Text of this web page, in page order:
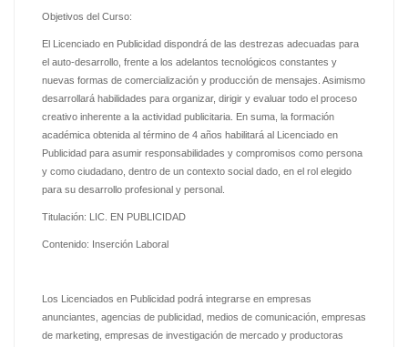
Objetivos del Curso:
El Licenciado en Publicidad dispondrá de las destrezas adecuadas para
el auto-desarrollo, frente a los adelantos tecnológicos constantes y
nuevas formas de comercialización y producción de mensajes. Asimismo
desarrollará habilidades para organizar, dirigir y evaluar todo el proceso
creativo inherente a la actividad publicitaria. En suma, la formación
académica obtenida al término de 4 años habilitará al Licenciado en
Publicidad para asumir responsabilidades y compromisos como persona
y como ciudadano, dentro de un contexto social dado, en el rol elegido
para su desarrollo profesional y personal.
Titulación: LIC. EN PUBLICIDAD
Contenido: Inserción Laboral
Los Licenciados en Publicidad podrá integrarse en empresas
anunciantes, agencias de publicidad, medios de comunicación, empresas
de marketing, empresas de investigación de mercado y productoras